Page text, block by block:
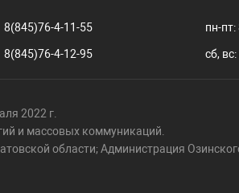
8(845)76-4-11-55
8(845)76-4-12-95
пн-
сб,
2022 г.
и массовых коммуникаций.
области; Администрация